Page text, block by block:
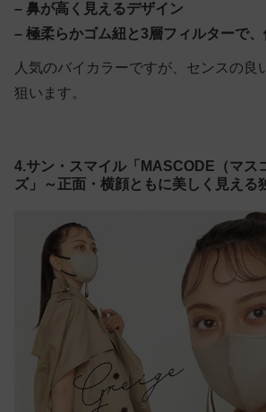
– 鼻が高く見えるデザイン
– 極柔らかゴム紐と3層フィルターで
人気のバイカラーですが、センスの良
狙います。
4.サン・スマイル「MASCODE（マス
ズ」～正面・横顔ともに美しく見える